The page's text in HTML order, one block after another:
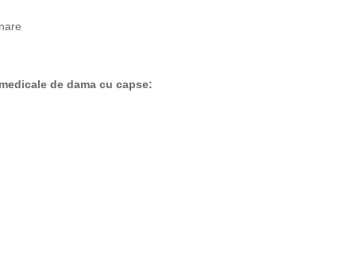
de dama cu capse: